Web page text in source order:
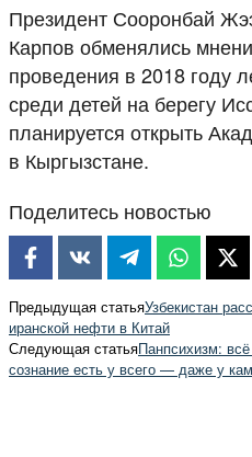
Президент Сооронбай
Карпов обменялись
проведения в 2018 году
среди детей на берегу
планируется открыть
в Кыргызстане.
Поделитесь новостью
Предыдущая статьяУзбекистан
иранской нефти в Китай
Следующая статьяПанпсихизм:
сознание есть у всего — даже у